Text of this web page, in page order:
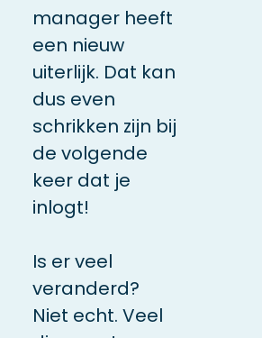
manager heeft
een nieuw
uiterlijk. Dat kan
dus even
schrikken zijn bij
de volgende
keer dat je
inlogt!
Is er veel
veranderd?
Niet echt. Veel